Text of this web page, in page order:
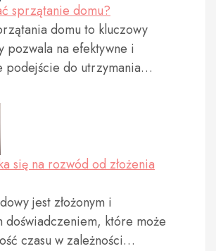
sprzątanie domu?
domu to kluczowy
pozwala na efektywne i
podejście do utrzymania…
się na rozwód od złożenia
jest złożonym i
doświadczeniem, które może
czasu w zależności…